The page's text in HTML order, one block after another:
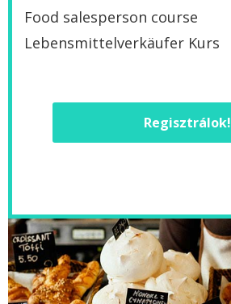
Food salesperson course
Lebensmittelverkäufer Kurs
Regisztrálok!